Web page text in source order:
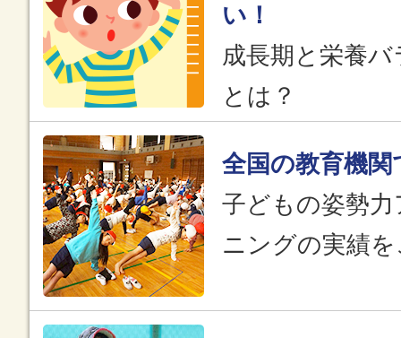
い！
成長期と栄養
とは？
全国の教育機関
子どもの姿勢
ニングの実績